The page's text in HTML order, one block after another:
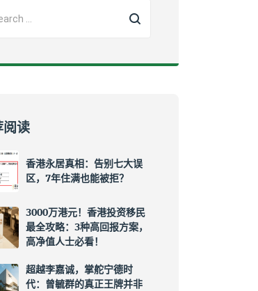
阅读
香港永居真相：告别七大误
区，7年住满也能被拒？
3000万港元！香港投资移民
最全攻略：3种高回报方案，
高净值人士必看！
超越李嘉诚，掌舵宁德时
代：曾毓群的真正王牌并非